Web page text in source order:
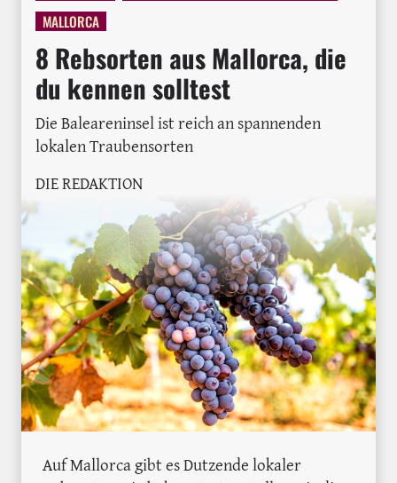
MALLORCA
8 Rebsorten aus Mallorca, die
du kennen solltest
Die Baleareninsel ist reich an spannenden
lokalen Traubensorten
DIE REDAKTION
Auf Mallorca gibt es Dutzende lokaler